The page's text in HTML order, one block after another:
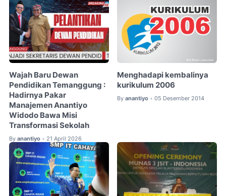
Wajah Baru Dewan
Pendidikan Temanggung :
Hadirnya Pakar
Manajemen Anantiyo
Widodo Bawa Misi
Transformasi Sekolah
By anantiyo • 21 April 2026
Menghadapi kembalinya
kurikulum 2006
By anantiyo • 05 Desember 2014